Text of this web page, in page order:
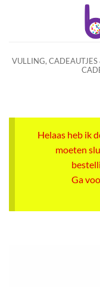
VULLING, CADEAUTJES
Helaas heb ik
moeten
Ga